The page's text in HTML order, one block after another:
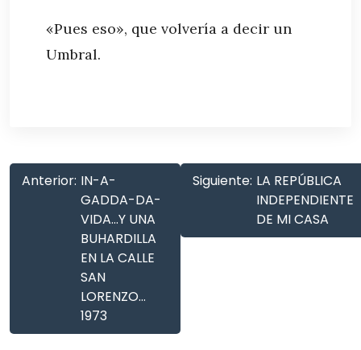
«Pues eso», que volvería a decir un
Umbral.
Anterior: IN-A-
GADDA-DA-
VIDA…Y UNA
BUHARDILLA
EN LA CALLE
SAN
LORENZO…
1973
Siguiente: LA REPÚBLICA
INDEPENDIENTE
DE MI CASA